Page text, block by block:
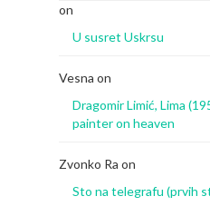
on
U susret Uskrsu
Vesna on
Dragomir Limić, Lima
painter on heaven
Zvonko Ra on
Sto na telegrafu (prvih